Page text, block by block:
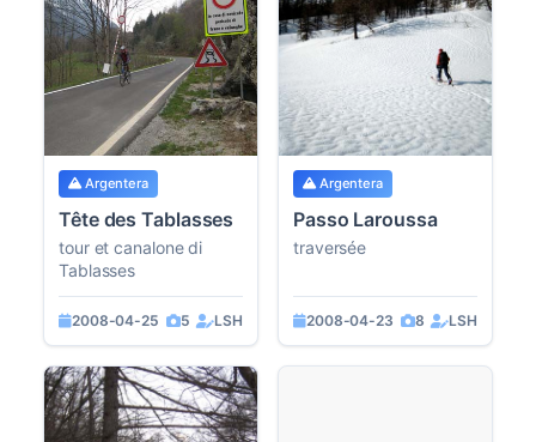
Argentera
Tête des Tablasses
tour et canalone di
Tablasses
2008-04-25 5 LSH
Argentera
Passo Laroussa
traversée
2008-04-23 8 LSH